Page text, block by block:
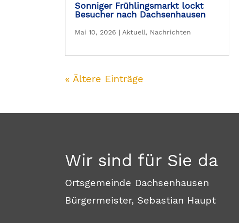
Sonniger Frühlingsmarkt lockt
Besucher nach Dachsenhausen
Mai 10, 2026 | Aktuell, Nachrichten
« Ältere Einträge
Wir sind für Sie da
Ortsgemeinde Dachsenhausen
Bürgermeister, Sebastian Haupt